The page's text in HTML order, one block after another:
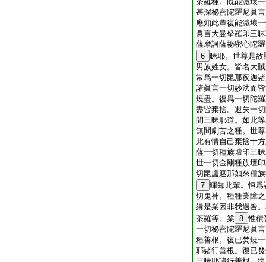
甚深祕密陀羅尼眞
應知此輩復能滅壞
眞言大曼拏羅印三
薩摩訶薩祕密心陀
6 昧耶。世尊是
男族姓女。皆名大
常爲一切毘那夜迦
諸眞言一切妙法而
燒盡。復爲一切陀
盡皆棄捨。退失一
間三昧耶道。如此
無間劇苦之種。世
此有情自己棄捨十
薩一切種族壇印三
世一切金剛種族壇
切毘盧遮那如來種
7 暉知此輩。恒
切鬼神。種種業障
縁是業因非我過咎
茶羅等。業 8 惟積
一切祕密陀羅尼眞
種善根。復已焚燒
耶諸行善根。復已